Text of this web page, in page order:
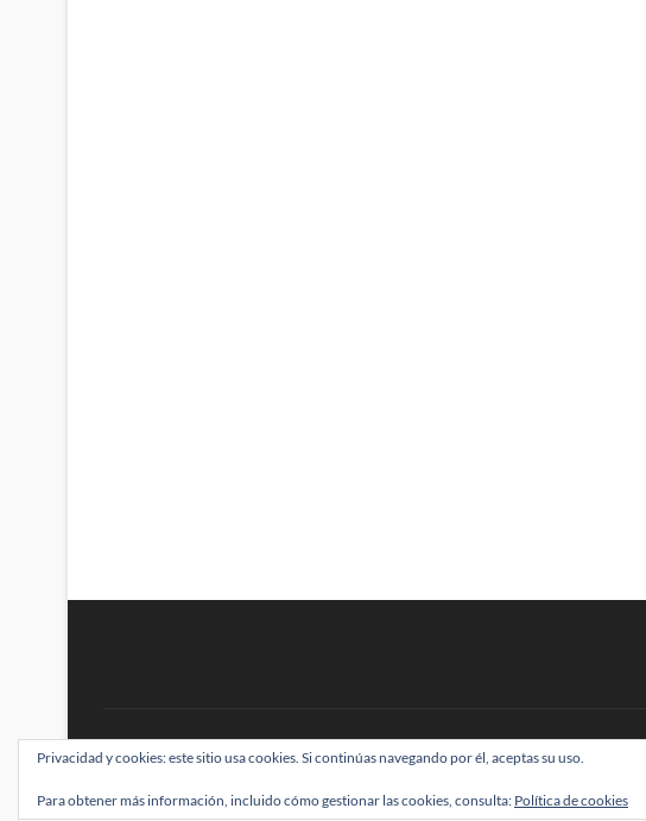
BRAINSTOMPING| Diseñado por:Theme Freesia|WordPress| © Todos los
Privacidad y cookies: este sitio usa cookies. Si continúas navegando por él, aceptas su uso.
Para obtener más información, incluido cómo gestionar las cookies, consulta: Política de cookies